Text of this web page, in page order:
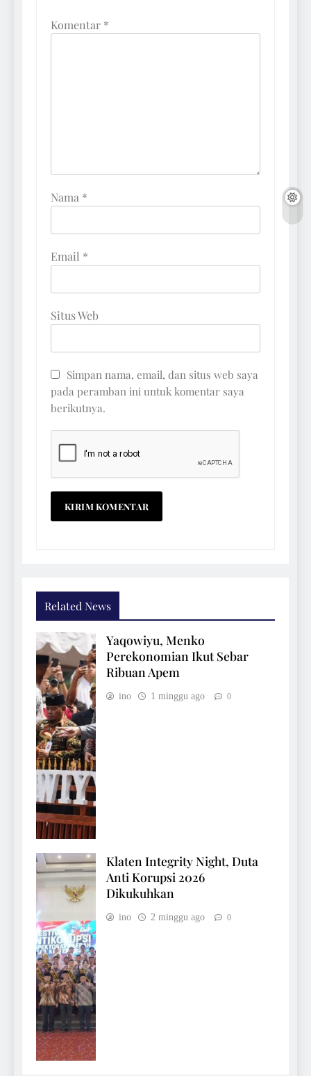
Komentar *
Nama *
Email *
Situs Web
Simpan nama, email, dan situs web saya
pada peramban ini untuk komentar saya
berikutnya.
Related News
Yaqowiyu, Menko
Perekonomian Ikut Sebar
Ribuan Apem
ino 1 minggu ago 0
Klaten Integrity Night, Duta
Anti Korupsi 2026
Dikukuhkan
ino 2 minggu ago 0